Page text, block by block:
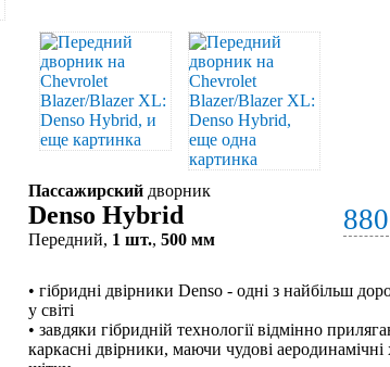
Пассажирский дворник
Denso Hybrid
Передний, 1 шт., 500 мм
880
• гібридні двірники Denso - одні з найбільш
у світі
• завдяки гібридній технології відмінно
каркасні двірники, маючи чудові аеродинамічні